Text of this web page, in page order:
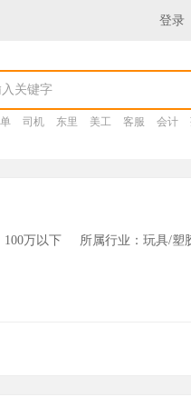
登录
司机 东里 美工 客服 会计
100万以下 所属行业：玩具/塑